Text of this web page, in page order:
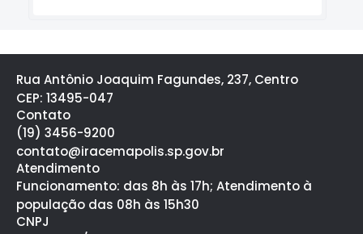
Rua Antônio Joaquim Fagundes, 237, Centro
CEP: 13495-047
Contato
(19) 3456-9200
contato@iracemapolis.sp.gov.br
Atendimento
Funcionamento: das 8h às 17h; Atendimento à
população das 08h às 15h30
CNPJ